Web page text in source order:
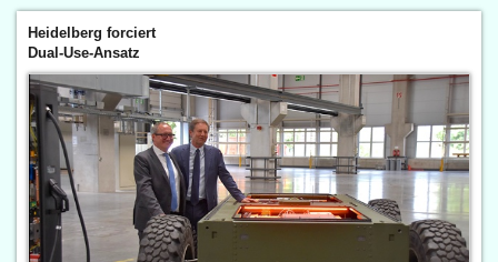
Heidelberg forciert
Dual-Use-Ansatz